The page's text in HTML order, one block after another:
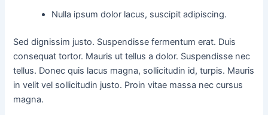
Nulla ipsum dolor lacus, suscipit adipiscing.
Sed dignissim justo. Suspendisse fermentum erat. Duis
consequat tortor. Mauris ut tellus a dolor. Suspendisse nec
tellus. Donec quis lacus magna, sollicitudin id, turpis. Mauris
in velit vel sollicitudin justo. Proin vitae massa nec cursus
magna.